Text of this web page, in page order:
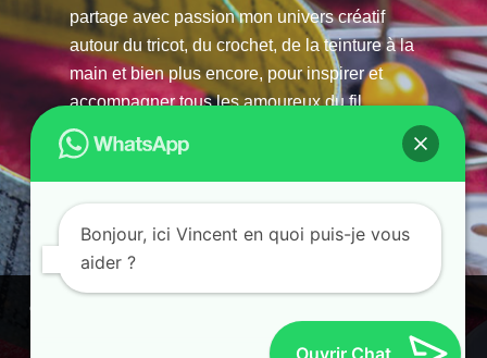
partage avec passion mon univers créatif
autour du tricot, du crochet, de la teinture à la
main et bien plus encore, pour inspirer et
accompagner tous les amoureux du fil.
© 2025 AU FILS D’HORUS| All Rights Reserved |
Ce site utilise des cookies. En continuant à parcourir ce site, vous
acceptez leur utilisation.
Bonjour, ici Vincent en quoi puis-je vous
aider ?
Ouvrir Chat